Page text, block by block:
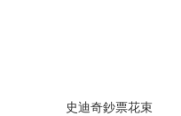
史迪奇鈔票花束